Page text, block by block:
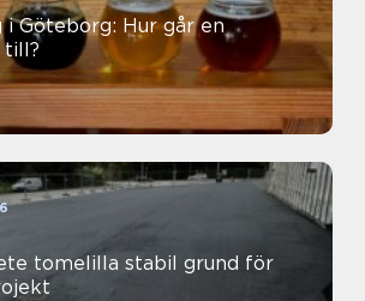
i Göteborg: Hur går en
till?
stabil grund för